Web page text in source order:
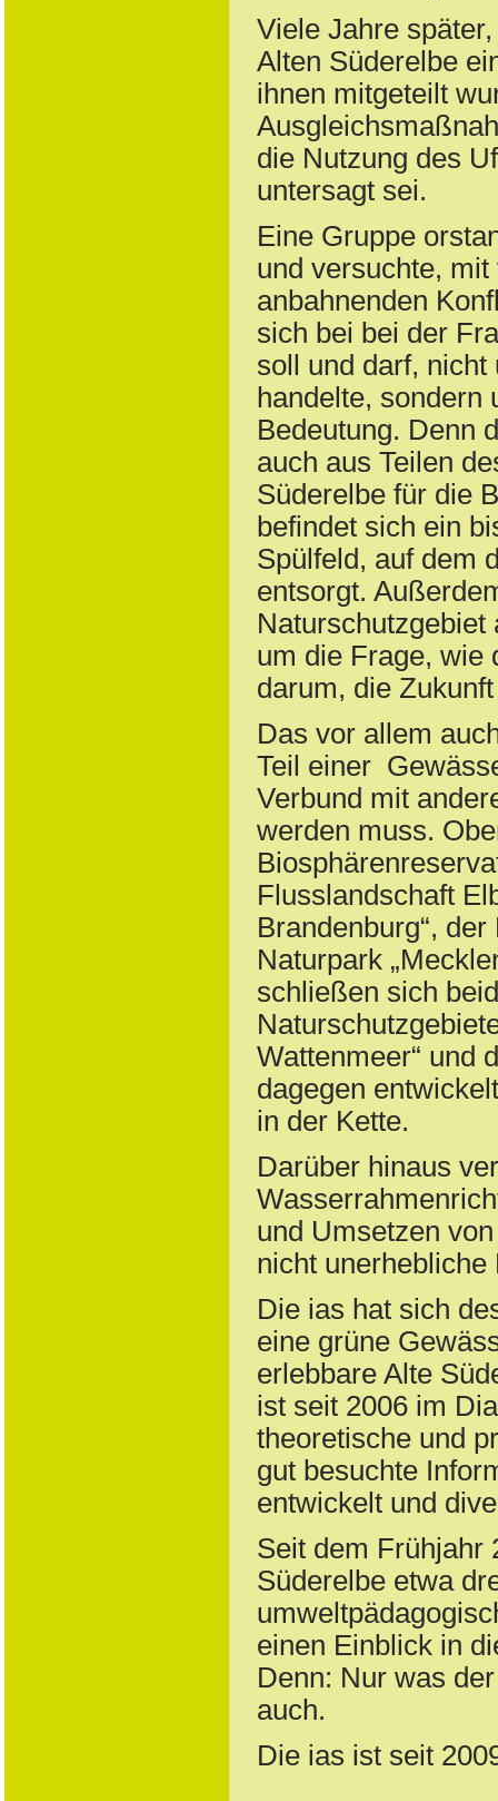
Viele Jahre
Alten Süderelbe
ihnen mitgeteilt
die Nutzung des
untersagt sei.
Eine Gruppe
und versuchte,
anbahnenden
sich bei bei der
soll und darf,
handelte, sondern
Bedeutung. Denn
auch aus Teilen
Süderelbe für die
befindet sich ein
Spülfeld, auf dem
entsorgt.
um die Frage, wie
darum, die
Das vor allem
Teil einer
Verbund mit
werden muss.
Flusslandschaft
Brandenburg“,
Naturpark
schließen sich
Wattenmeer“ und
dagegen
in der Kette.
Darüber hinaus
und Umsetzen
nicht
Die ias hat sich
eine grüne
erlebbare Alte
ist seit 2006 im
theoretische und
gut besuchte
entwickelt und
Seit dem Frühjahr
Süderelbe etwa
einen Einblick in
Denn: Nur was
auch.
Die ias ist seit